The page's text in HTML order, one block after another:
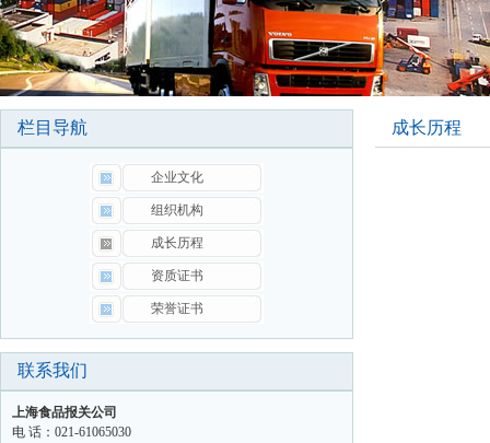
栏目导航
企业文化
组织机构
成长历程
资质证书
荣誉证书
联系我们
上海食品报关公司
电 话：021-61065030
成长历程